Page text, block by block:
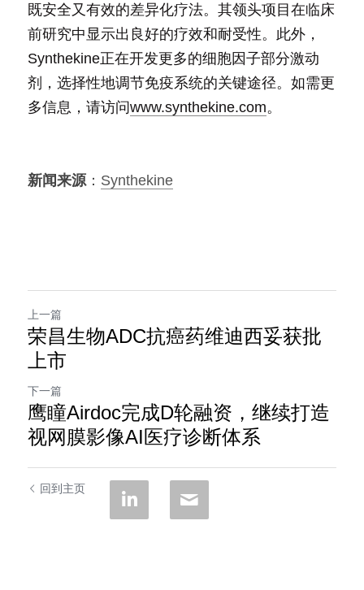
既安全又有效的差异化疗法。其领头项目在临床
前研究中显示出良好的疗效和耐受性。此外，
Synthekine正在开发更多的细胞因子部分激动
剂，选择性地调节免疫系统的关键途径。如需更
多信息，请访问www.synthekine.com。
新闻来源 ： Synthekine
上一篇
荣昌生物ADC抗癌药维迪西妥获批
上市
下一篇
鹰瞳Airdoc完成D轮融资，继续打造
视网膜影像AI医疗诊断体系
回到主页